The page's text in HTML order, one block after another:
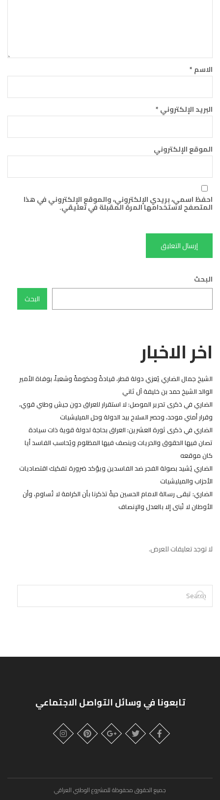
الاسم*
البريد الإلكتروني*
الموقع الإلكتروني
احفظ اسمي، بريدي الإلكتروني، والموقع الإلكتروني في هذا
المتصفح لاستخدامها المرة المقبلة في تعليقي.
البحث
البحث
اخر الاخبار
الشيخ جمال الضاري يُعزي دولة قطر، قيادةً وحكومةً وشعباً، بوفاة الأمير
الوالد الشيخ حمد بن خليفة آل ثاني
الضاري في ذكرى تحرير الموصل: لا استقرار للعراق دون جيش وطني قوي،
وقرار أمني موحد، وحصر السلاح بيد الدولة وحل الميليشيات
الضاري في ذكرى ثورة العشرين: العراق بحاجة لدولة قوية ذات سيادة
تصان فيها الحقوق والحريات وينصف فيها المظلوم ويُحاسب الفاسد أيا
كان موقعه
الضاري يُشيد بصولة الفجر ضد الفاسدين ويؤكد ضرورة تفكيك اقتصاديات
الأحزاب والميليشيات
الضاري: تبقى رسالة الامام الحسين حيةً تذكرنا بأن الكرامة لا تُساوم، وأن
الأوطان لا تُبنى إلا بالعدل والإنصاف
لا توجد تعليقات للعرض.
تابعونا في وسائل التواصل الاجتماعي
جميع الحقوق محفوظة للمشروع الوطني العراقي